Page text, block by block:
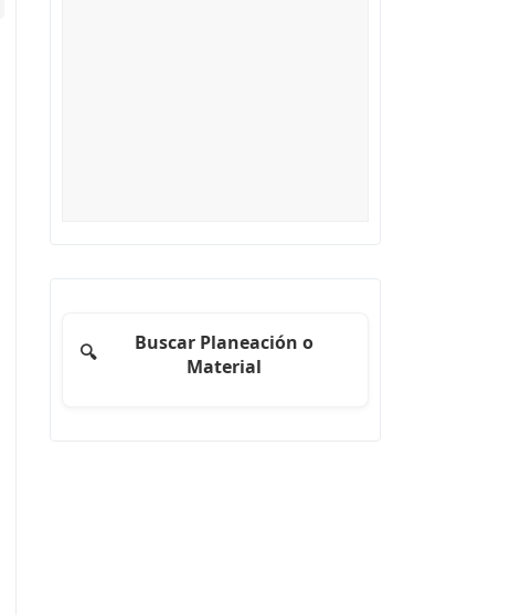
🔍
Buscar Planeación o
Material